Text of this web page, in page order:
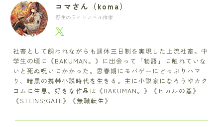
コマさん（koma）
野生のライトノベル作家
社畜として飼われながらも週休三日制を実現した上流社畜。中
学生の頃に《BAKUMAN。》に出会って「物語」に触れていな
いと死ぬ呪いにかかった。思春期にモバゲーにどっぷりハマ
り、暗黒の携帯小説時代を生きる。主に小説家になろうやカク
ヨムに生息。好きな作品は《BAKUMAN。》《ヒカルの碁》
《STEINS;GATE》《無職転生》